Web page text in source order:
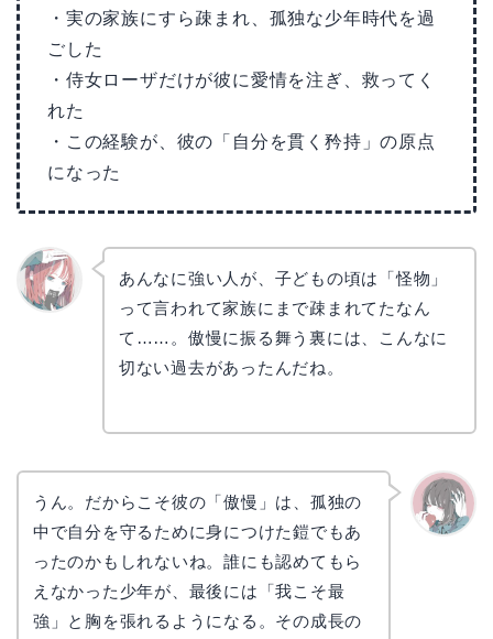
・実の家族にすら疎まれ、孤独な少年時代を過
ごした
・侍女ローザだけが彼に愛情を注ぎ、救ってく
れた
・この経験が、彼の「自分を貫く矜持」の原点
になった
あんなに強い人が、子どもの頃は「怪物」
って言われて家族にまで疎まれてたなん
て……。傲慢に振る舞う裏には、こんなに
切ない過去があったんだね。
うん。だからこそ彼の「傲慢」は、孤独の
中で自分を守るために身につけた鎧でもあ
ったのかもしれないね。誰にも認めてもら
えなかった少年が、最後には「我こそ最
強」と胸を張れるようになる。その成長の